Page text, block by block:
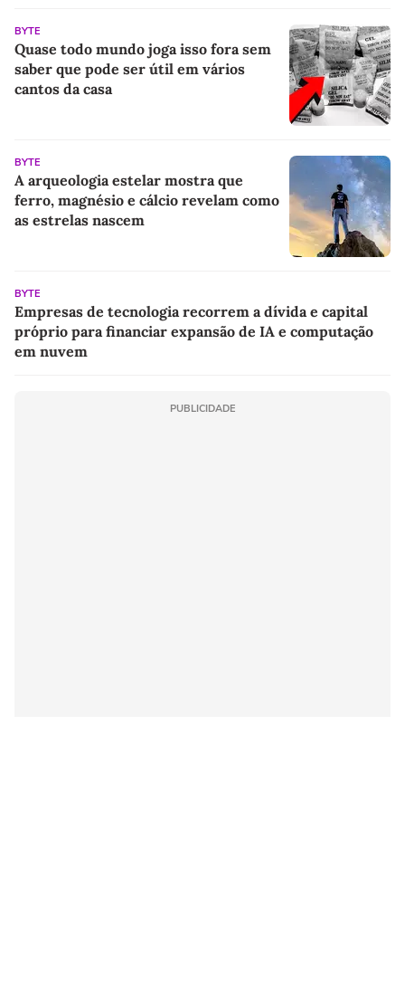
BYTE
Quase todo mundo joga isso fora sem
saber que pode ser útil em vários
cantos da casa
BYTE
A arqueologia estelar mostra que
ferro, magnésio e cálcio revelam como
as estrelas nascem
BYTE
Empresas de tecnologia recorrem a dívida e capital
próprio para financiar expansão de IA e computação
em nuvem
PUBLICIDADE